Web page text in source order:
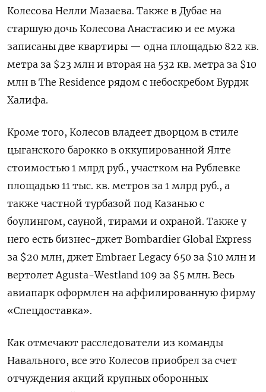
Колесова Нелли Мазаева. Также в Дубае на
старшую дочь Колесова Анастасию и ее мужа
записаны две квартиры — одна площадью 822 кв.
метра за $23 млн и вторая на 532 кв. метра за $10
млн в The Residence рядом с небоскребом Бурдж
Халифа.
Кроме того, Колесов владеет дворцом в стиле
цыганского барокко в оккупированной Ялте
стоимостью 1 млрд руб., участком на Рублевке
площадью 11 тыс. кв. метров за 1 млрд руб., а
также частной турбазой под Казанью с
боулингом, сауной, тирами и охраной. Также у
него есть бизнес-джет Bombardier Global Express
за $20 млн, джет Embraer Legacy 650 за $10 млн и
вертолет Agusta-Westland 109 за $5 млн. Весь
авиапарк оформлен на аффилированную фирму
«Спецдоставка».
Как отмечают расследователи из команды
Навального, все это Колесов приобрел за счет
отчуждения акций крупных оборонных